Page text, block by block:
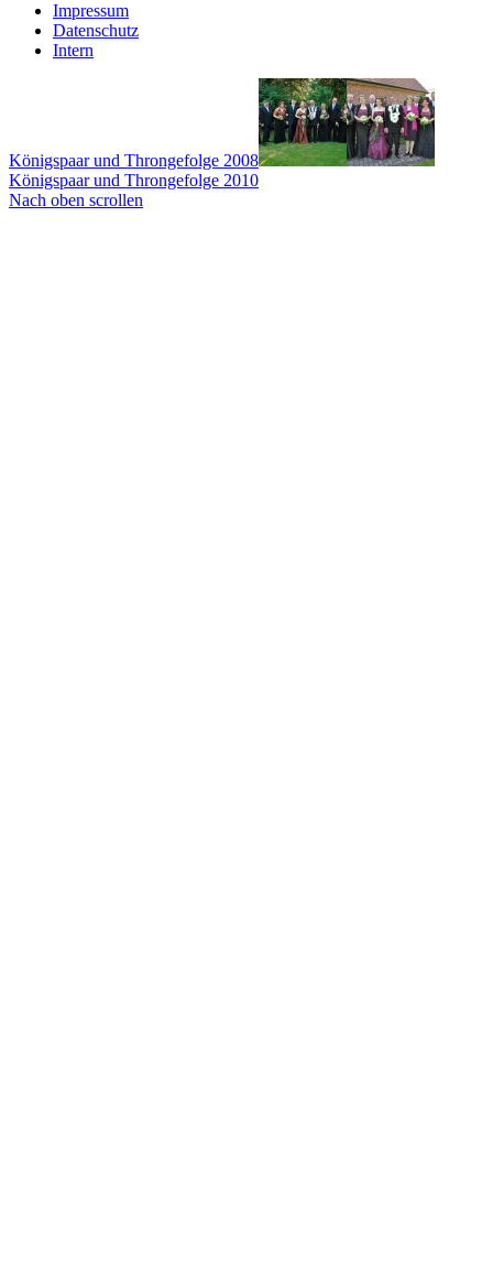
Impressum
Datenschutz
Intern
Königspaar und Throngefolge 2008
Königspaar und Throngefolge 2010
Nach oben scrollen